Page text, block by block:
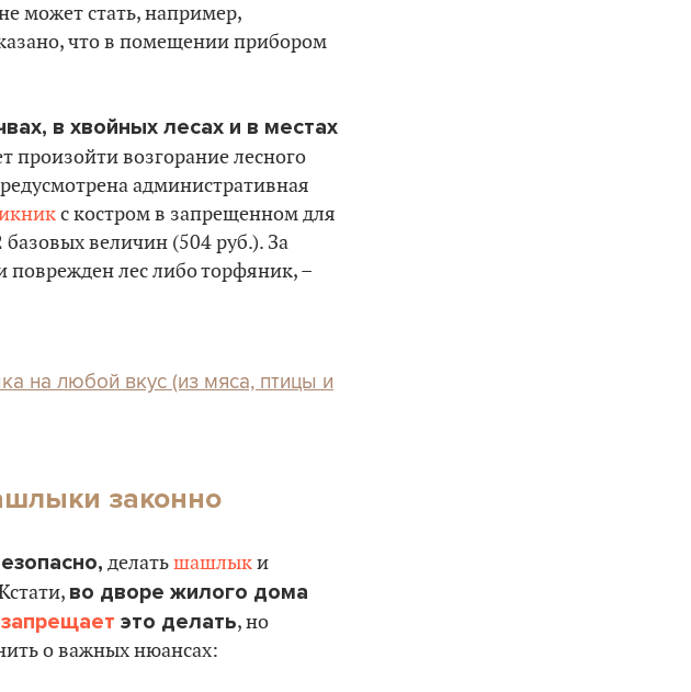
может стать, например,
что в помещении прибором
в хвойных лесах и в местах
произойти возгорание лесного
административная
с костром в запрещенном для
базовых величин (504 руб.). За
лес либо торфяник, –
на любой вкус (из мяса, птицы и
законно
делатьшашлыки
во дворе жилого дома
это делать, но
о важных нюансах: